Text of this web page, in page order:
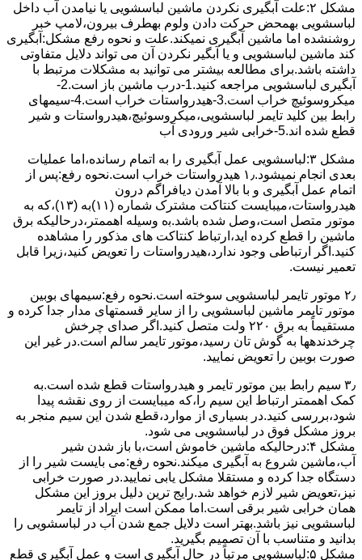
مشکل ۲:علت آبگیری نکردن ماشین لباسشویی یا نیامدن آب داخل
لباسشویی بهمحض ﺣﺮﮐﺖ دادن وﻟﻮم بهطرف ﺑﯿﺮون،ﻻﻣﭗ ﺧﺒﺮ
روشنشده اﻣﺎ ﻣﺎﺷﯿﻦ آﺑﮕﯿﺮی نمیکند.ﻋﻠﺖ و نحوه رﻓﻊ مشکل:آبگیری
کند ماشین لباسشویی و یا آبگیر نکردن آن می تواند دلایل متفاوتی
داشته باشد.برای مطالعه بیشتر می توانید به مشکلات مرتبط با
آبگیری لباسشویی مراجعه کنید.1-درب ﻣﺎﺷﯿﻦ ﺑﺎز اﺳﺖ.2-
ﻣﯿﮑﺮوﺳﻮﺋﯿﭻ ﺧﺮاب اﺳﺖ.3-ﻫﯿﺪرواﺳﺘﺎت ﺧﺮاب اﺳﺖ.4-سیمهای
راﺑﻂ ﺑﯿﻦ ﮐﻠﯿﺪ ﺗﺎﯾﻤﺮ لباسشویی،ﻣﯿﮑﺮوﺳﻮﺋﯿﭻ،ﻫﯿﺪرواﺳﺘﺎت و ﺷﯿﺮ
ﻗﻄﻊ ﺷﺪه اند.5-خرابی شیر ورودی آب
مشکل ۳:لباسشویی ﻋﻤﻞ آﺑﮕﯿﺮی را ﺑﻪ اﺗﻤﺎم رﺳﺎﻧﺪه،اﻣﺎ ﻋﻤﻠﯿﺎت
ﺑﻌﺪی اﻧﺠﺎم نمیشود.۱٫ ﻫﯿﺪرواﺳﺘﺎت ﺧﺮاب اﺳﺖ.نحوه رﻓﻊ:ﭘﺲ از
اﺗﻤﺎم عمل آﺑﮕﯿﺮی و ﺑﺎ ﺑﺎﻻ آﻣﺪن دﯾﺎﻓﺮاﮔﻢ درون
ﻫﯿﺪرواﺳﺘﺎت،میبایست ﮐﻨﺘﺎﮐﺖ ﻣﺸﺘﺮک شماره (۱۱)به (۱۳)،ﮐﻪ ﺑﻪ
ﻣﻮﺗﻮر ﻣﺘﺼﻞ اﺳﺖ،وﺻﻞ ﺷﺪه ﺑﺎﺷﺪ.ﺑه وسیله اهممتر،درحالیکه ﺑﺮق
ﻣﺎﺷﯿﻦ را ﻗﻄﻊ کرده اید،ارﺗﺒﺎط ﮐﻨﺘﺎﮐﺖ ﻫﺎی ﻣﺬﮐﻮر را ﻣﺸﺎﻫﺪه
کنید.اﮔﺮ ارﺗﺒﺎطی وجود ندارد،ﻫﯿﺪرواﺳﺘﺎت را ﺗﻌﻮﯾﺾ ﮐﻨﯿﺪ،زﯾﺮا قابل
ﺗﻌﻤﯿﺮ نیست.
۲٫ ﻣﻮﺗﻮر ﺗﺎﯾﻤﺮ لباسشویی ﺳﻮﺧﺘﻪ اﺳﺖ.نحوه رﻓﻊ:سیمهای ﺑﻮﺑﯿﻦ
ﻣﻮﺗﻮر ﺗﺎﯾﻤﺮ ماشین لباسشویی را از ﺳﺎﯾﺮ قسمتهای ﻣﺪار ﺟﺪا کرده و
مستقیماً ﺑﻪ برق ۲۲۰ وﻟﺖ ﻣﺘﺼﻞ کنید.اﮔﺮ ﺻﺪای ﭼﺮﺧﺶ
چرخدندهها به گوش تان رﺳﯿﺪ،ﻣﻮﺗﻮر ﺗﺎﯾﻤﺮ ﺳﺎﻟﻢ اﺳﺖ.در ﻏﯿﺮ اﯾﻦ
ﺻﻮرت ﺑﻮﺑﯿﻦ را ﺗﻌﻮﯾﺾ ﻧﻤﺎﯾﯿﺪ.
۳٫ ﺳﯿﻢ راﺑﻂ ﺑﯿﻦ ﻣﻮﺗﻮر ﺗﺎﯾﻤﺮ و ﻫﯿﺪرواﺳﺘﺎت ﻗﻄﻊ ﺷﺪه اﺳﺖ.به
کمک اهممتر ارﺗﺒﺎط اﯾﻦ ﺳﯿﻢ را،ﮐﻪ میبایست از روی ﻧﻘﺸﻪ ﭘﯿﺪا
ﺷﻮد،بررسی ﮐﻨﯿﺪ.در ﺑﺴﯿﺎری از موارد،ﻗﻄﻊ ﺷﺪن اﯾﻦ ﺳﯿﻢ ﻣﻨﺠﺮ ﺑﻪ
ﺑﺮوز مشکل ﻓﻮق در لباسشویی می شود.
مشکل ۴:درحالیکه ﻣﺎﺷﯿﻦ ﺧﺎﻣﻮش اﺳﺖ،ﺑﺎ ﺑﺎز ﺷﺪن ﺷﯿﺮ
آب،ﻣﺎﺷﯿﻦ ﺷﺮوع ﺑﻪ آﺑﮕﯿﺮی میکند.نحوه رﻓﻊ:می بایست ﺷﯿﺮ را از
دستگاه جدا کرده و مستقلا مشکل یابی نمایید.در صورت خرابی
نیز،تعویض شیر لازم خواهد شد.رایج ترین دلیل بروز این مشکل
همان خرابی شیر برقی است.اما ممکن است ایراد از تایمر
لباسشویی نیز باشد.بهتر است دلایل جمع شدن آب در لباسشویی را
بدانید و متناسب با آن تصمیم بگیرید.
مشکل ۵:لباسشویی مرتباً در ﺣﺎل آﺑﮕﯿﺮی اﺳﺖ و ﻋﻤﻞ آﺑﮕﯿﺮی ﻗﻄﻊ